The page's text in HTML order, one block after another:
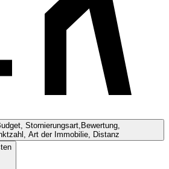
Stornierungsart,Bewertung,
Art der Immobilie, Distanz